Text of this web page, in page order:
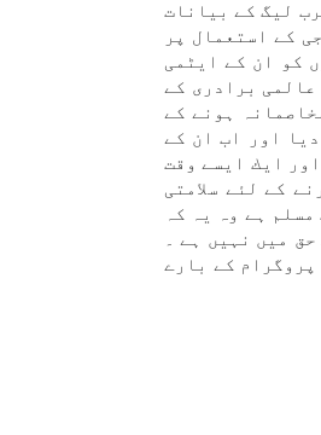
ليگ كے بيانات
كے استعمال پر
كو ان كے ایٹمی
برادری كے
ہونے كے
اور اب ان كے
ايك ايسے وقت
كے لئے سلامتی
ہے وہ یہ كہ
میں نہیں ہے ۔
كے بارے